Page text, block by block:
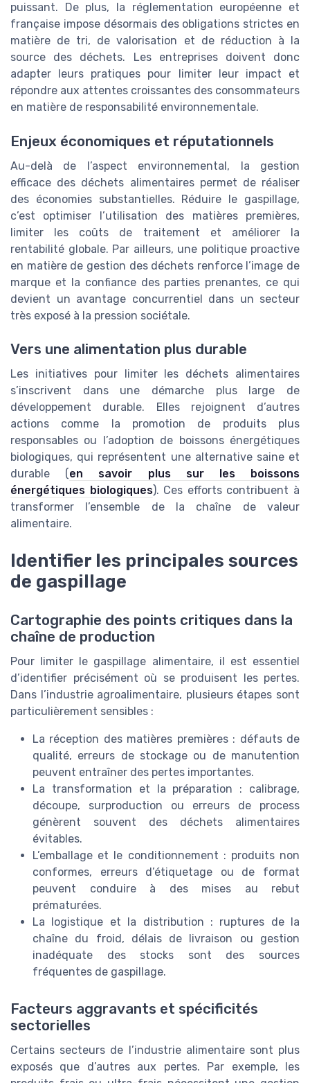
puissant. De plus, la réglementation européenne et
française impose désormais des obligations strictes en
matière de tri, de valorisation et de réduction à la
source des déchets. Les entreprises doivent donc
adapter leurs pratiques pour limiter leur impact et
répondre aux attentes croissantes des consommateurs
en matière de responsabilité environnementale.
Enjeux économiques et réputationnels
Au-delà de l’aspect environnemental, la gestion
efficace des déchets alimentaires permet de réaliser
des économies substantielles. Réduire le gaspillage,
c’est optimiser l’utilisation des matières premières,
limiter les coûts de traitement et améliorer la
rentabilité globale. Par ailleurs, une politique proactive
en matière de gestion des déchets renforce l’image de
marque et la confiance des parties prenantes, ce qui
devient un avantage concurrentiel dans un secteur
très exposé à la pression sociétale.
Vers une alimentation plus durable
Les initiatives pour limiter les déchets alimentaires
s’inscrivent dans une démarche plus large de
développement durable. Elles rejoignent d’autres
actions comme la promotion de produits plus
responsables ou l’adoption de boissons énergétiques
biologiques, qui représentent une alternative saine et
durable (en savoir plus sur les boissons
énergétiques biologiques). Ces efforts contribuent à
transformer l’ensemble de la chaîne de valeur
alimentaire.
Identifier les principales sources
de gaspillage
Cartographie des points critiques dans la
chaîne de production
Pour limiter le gaspillage alimentaire, il est essentiel
d’identifier précisément où se produisent les pertes.
Dans l’industrie agroalimentaire, plusieurs étapes sont
particulièrement sensibles :
La réception des matières premières : défauts de
qualité, erreurs de stockage ou de manutention
peuvent entraîner des pertes importantes.
La transformation et la préparation : calibrage,
découpe, surproduction ou erreurs de process
génèrent souvent des déchets alimentaires
évitables.
L’emballage et le conditionnement : produits non
conformes, erreurs d’étiquetage ou de format
peuvent conduire à des mises au rebut
prématurées.
La logistique et la distribution : ruptures de la
chaîne du froid, délais de livraison ou gestion
inadéquate des stocks sont des sources
fréquentes de gaspillage.
Facteurs aggravants et spécificités
sectorielles
Certains secteurs de l’industrie alimentaire sont plus
exposés que d’autres aux pertes. Par exemple, les